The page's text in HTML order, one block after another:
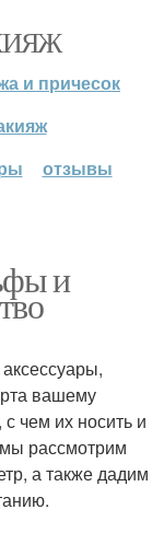
и причесок
отзывы
и
вашему
чем их носить и
мы рассмотрим
а также дадим